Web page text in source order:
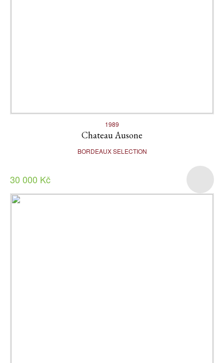
1989
Chateau Ausone
BORDEAUX SELECTION
30 000 Kč